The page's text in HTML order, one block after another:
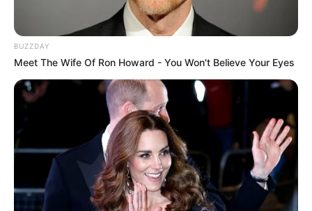
info@groza-news.info
КАТЕГОРІЇ
BUZZDAY
Meet The Wife Of Ron Howard - You Won't Believe Your Eyes